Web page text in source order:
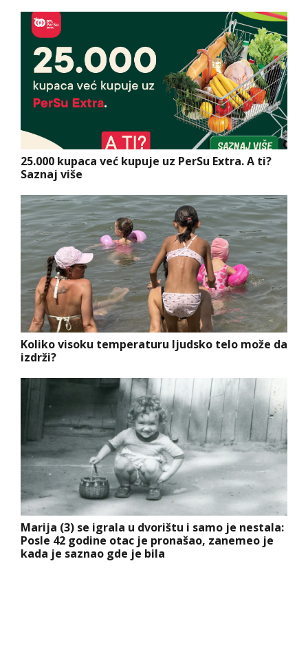
25.000 kupaca već kupuje uz PerSu Extra. A ti?
Saznaj više
Koliko visoku temperaturu ljudsko telo može da
izdrži?
Marija (3) se igrala u dvorištu i samo je nestala:
Posle 42 godine otac je pronašao, zanemeo je
kada je saznao gde je bila